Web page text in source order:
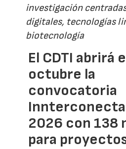
investigación
digitales, tecnologías
biotecnología
El CDTI abrirá
octubre la
convocatoria
Innterconecta
2026 con 138
para